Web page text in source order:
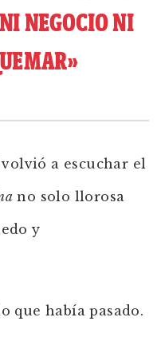
NEGOCIO NI
volvió a escuchar el
no solo llorosa
y
que había pasado.